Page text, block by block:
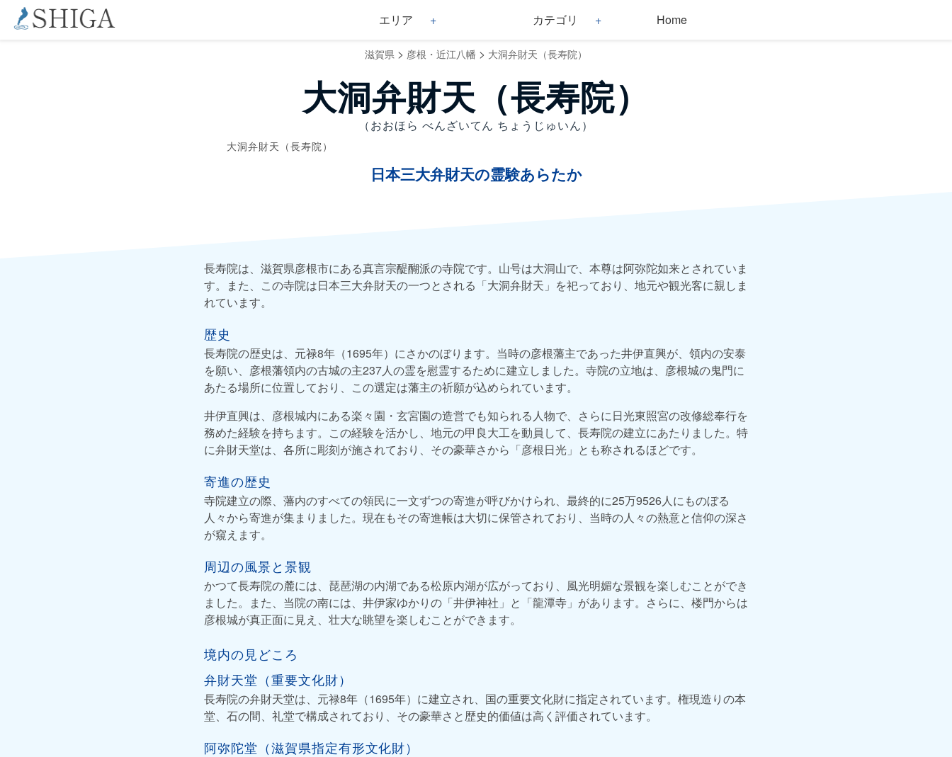
エリア カテゴリ Home
滋賀県 > 彦根・近江八幡 > 大洞弁財天（長寿院）
大洞弁財天（長寿院）
（おおほら べんざいてん ちょうじゅいん）
大洞弁財天（長寿院）
日本三大弁財天の霊験あらたか
長寿院は、滋賀県彦根市にある真言宗醍醐派の寺院です。山号は大洞山で、本尊は阿弥陀如来とされていま
す。また、この寺院は日本三大弁財天の一つとされる「大洞弁財天」を祀っており、地元や観光客に親しま
れています。
歴史
長寿院の歴史は、元禄8年（1695年）にさかのぼります。当時の彦根藩主であった井伊直興が、領内の安泰
を願い、彦根藩領内の古城の主237人の霊を慰霊するために建立しました。寺院の立地は、彦根城の鬼門に
あたる場所に位置しており、この選定は藩主の祈願が込められています。
井伊直興は、彦根城内にある楽々園・玄宮園の造営でも知られる人物で、さらに日光東照宮の改修総奉行を
務めた経験を持ちます。この経験を活かし、地元の甲良大工を動員して、長寿院の建立にあたりました。特
に弁財天堂は、各所に彫刻が施されており、その豪華さから「彦根日光」とも称されるほどです。
寄進の歴史
寺院建立の際、藩内のすべての領民に一文ずつの寄進が呼びかけられ、最終的に25万9526人にものぼる
人々から寄進が集まりました。現在もその寄進帳は大切に保管されており、当時の人々の熱意と信仰の深さ
が窺えます。
周辺の風景と景観
かつて長寿院の麓には、琵琶湖の内湖である松原内湖が広がっており、風光明媚な景観を楽しむことができ
ました。また、当院の南には、井伊家ゆかりの「井伊神社」と「龍潭寺」があります。さらに、楼門からは
彦根城が真正面に見え、壮大な眺望を楽しむことができます。
境内の見どころ
弁財天堂（重要文化財）
長寿院の弁財天堂は、元禄8年（1695年）に建立され、国の重要文化財に指定されています。権現造りの本
堂、石の間、礼堂で構成されており、その豪華さと歴史的価値は高く評価されています。
阿弥陀堂（滋賀県指定有形文化財）